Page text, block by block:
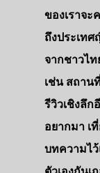
ของเราจะ
ถึงประเท
จากชาวไ
เช่น สถาน
รีวิวเชิงลึก
อยากมา เ
บทความไ